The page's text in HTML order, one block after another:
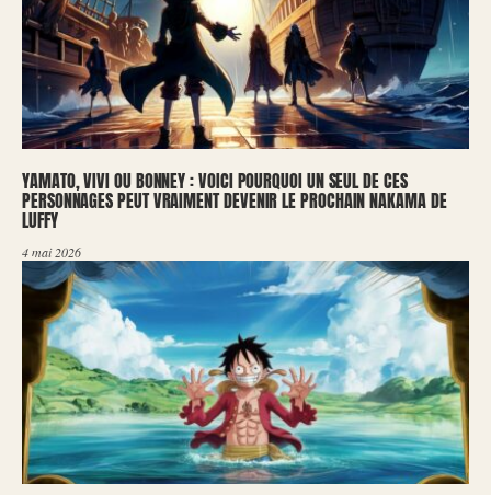
YAMATO, VIVI OU BONNEY : VOICI POURQUOI UN SEUL DE CES
PERSONNAGES PEUT VRAIMENT DEVENIR LE PROCHAIN NAKAMA DE
LUFFY
4 mai 2026